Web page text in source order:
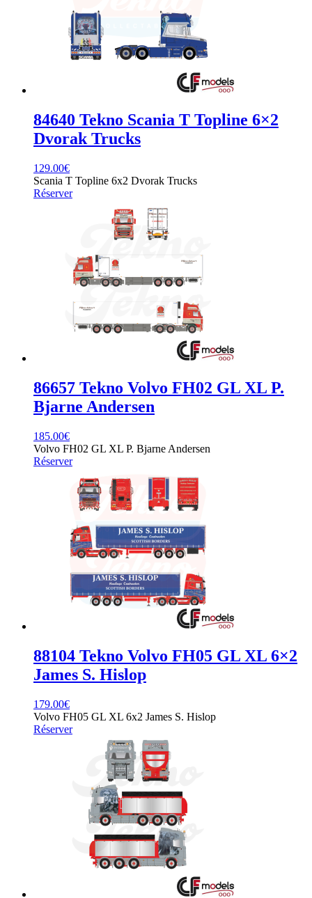
84640 Tekno Scania T Topline 6×2
Dvorak Trucks
129.00€
Scania T Topline 6x2 Dvorak Trucks
Réserver
86657 Tekno Volvo FH02 GL XL P.
Bjarne Andersen
185.00€
Volvo FH02 GL XL P. Bjarne Andersen
Réserver
88104 Tekno Volvo FH05 GL XL 6×2
James S. Hislop
179.00€
Volvo FH05 GL XL 6x2 James S. Hislop
Réserver